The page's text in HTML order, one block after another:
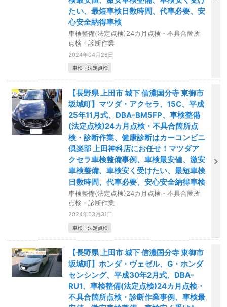
たい、最短車検日数時間、代車必要、安
心安全納得車検
車検整備(法定点検)24カ月点検・不具合箇所
点検・診断作業
2024年04月26日
車検・法定点検
【長野県 上田市 城下 信濃国分寺 東御市
坂城町】マツダ・アクセラ、15C、平成
25年11月式、DBA-BM5FP、車検整備
(法定点検)24カ月点検・不具合箇所点
検・診断作業、健康診断はカーコンビニ
倶楽部 上田神科店にお任せ！マツダア
クセラ車検整備事例、車検最安値、激安
車検整備、車検安く受けたい、最短車検
日数時間、代車必要、安心安全納得車検
車検整備(法定点検)24カ月点検・不具合箇所
点検・診断作業
2024年03月31日
車検・法定点検
【長野県 上田市 城下 信濃国分寺 東御市
坂城町】ホンダ・ヴェゼル、G・ホンダ
センシング、平成30年2月式、DBA-
RU1、車検整備(法定点検)24カ月点検・
不具合箇所点検・診断作業事例、車検最